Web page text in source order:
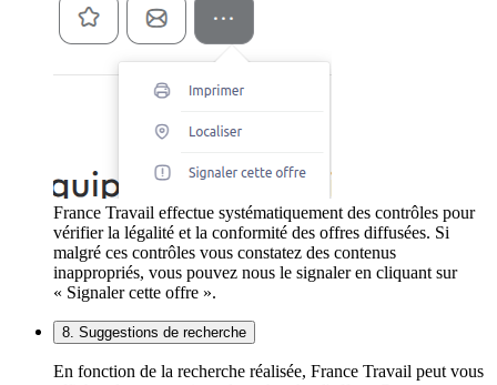
France Travail effectue systématiquement des contrôles pour
vérifier la légalité et la conformité des offres diffusées. Si
malgré ces contrôles vous constatez des contenus
inappropriés, vous pouvez nous le signaler en cliquant sur
« Signaler cette offre ».
8. Suggestions de recherche
En fonction de la recherche réalisée, France Travail peut vous